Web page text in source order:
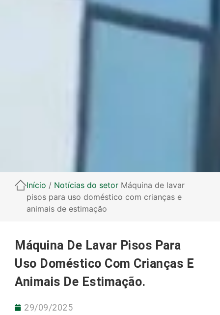
Início / Notícias do setor Máquina de lavar
pisos para uso doméstico com crianças e
animais de estimação
Máquina De Lavar Pisos Para
Uso Doméstico Com Crianças E
Animais De Estimação.
29/09/2025